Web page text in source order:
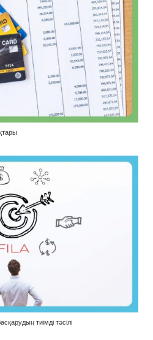
тиімді тәсілі